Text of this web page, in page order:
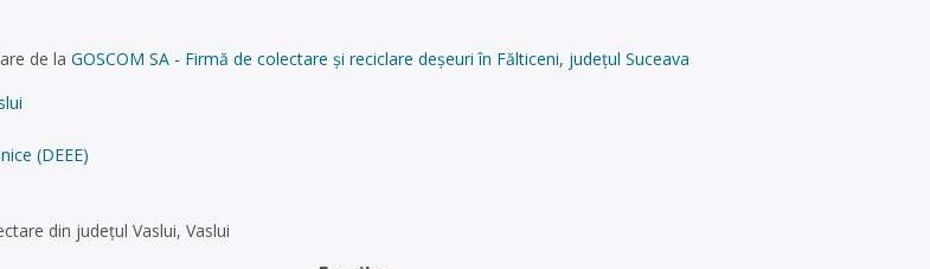
de la GOSCOM SA - Firmă de colectare și reciclare deșeuri în Fălticeni, județul Suceava
(DEEE)
din județul Vaslui, Vaslui